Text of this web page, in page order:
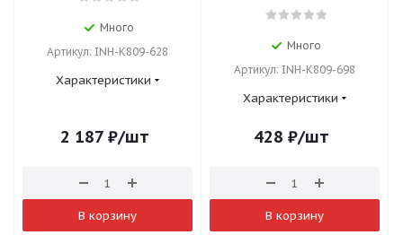
Много
Артикул: INH-K809-628
Характеристики
2 187₽/шт
В корзину
Много
Артикул: INH-K809-698
Характеристики
428 ₽/шт
В корзину